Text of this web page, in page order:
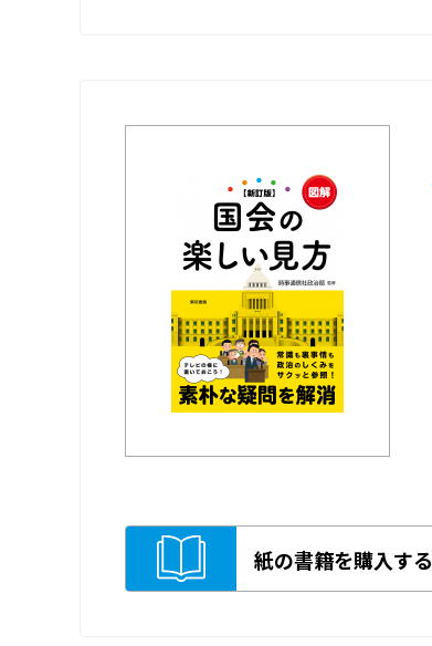
紙の書籍を購入する